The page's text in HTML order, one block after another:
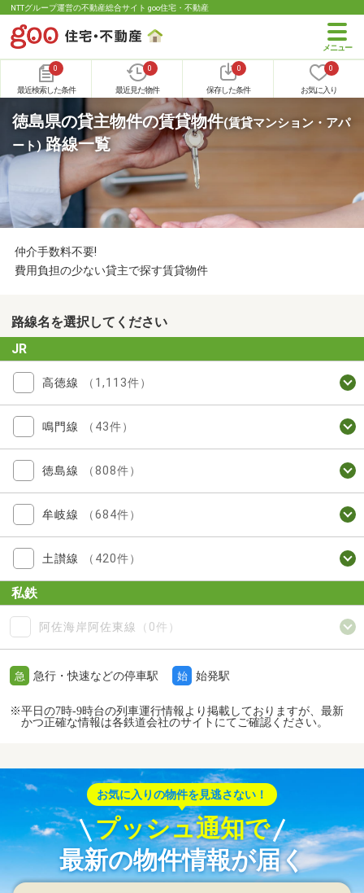
NTTグループ運営の不動産総合サイト goo住宅・不動産
0
最近検索した条件
0
最近見た物件
0
保存した条件
0
お気に入り
徳島県の貸主物件の賃貸物件(賃貸マンション・アパ
ート)路線一覧
仲介手数料不要!
費用負担の少ない貸主で探す賃貸物件
路線名を選択してください
JR
高徳線 （1,113件）
鳴門線 （43件）
徳島線 （808件）
牟岐線 （684件）
土讃線 （420件）
私鉄
阿佐海岸阿佐東線 （0件）
急 急行・快速などの停車駅 始 始発駅
※平日の7時-9時台の列車運行情報より掲載しておりますが、最新
かつ正確な情報は各鉄道会社のサイトにてご確認ください。
お気に入りの物件を見逃さない！
プッシュ通知で
最新の物件情報が届く